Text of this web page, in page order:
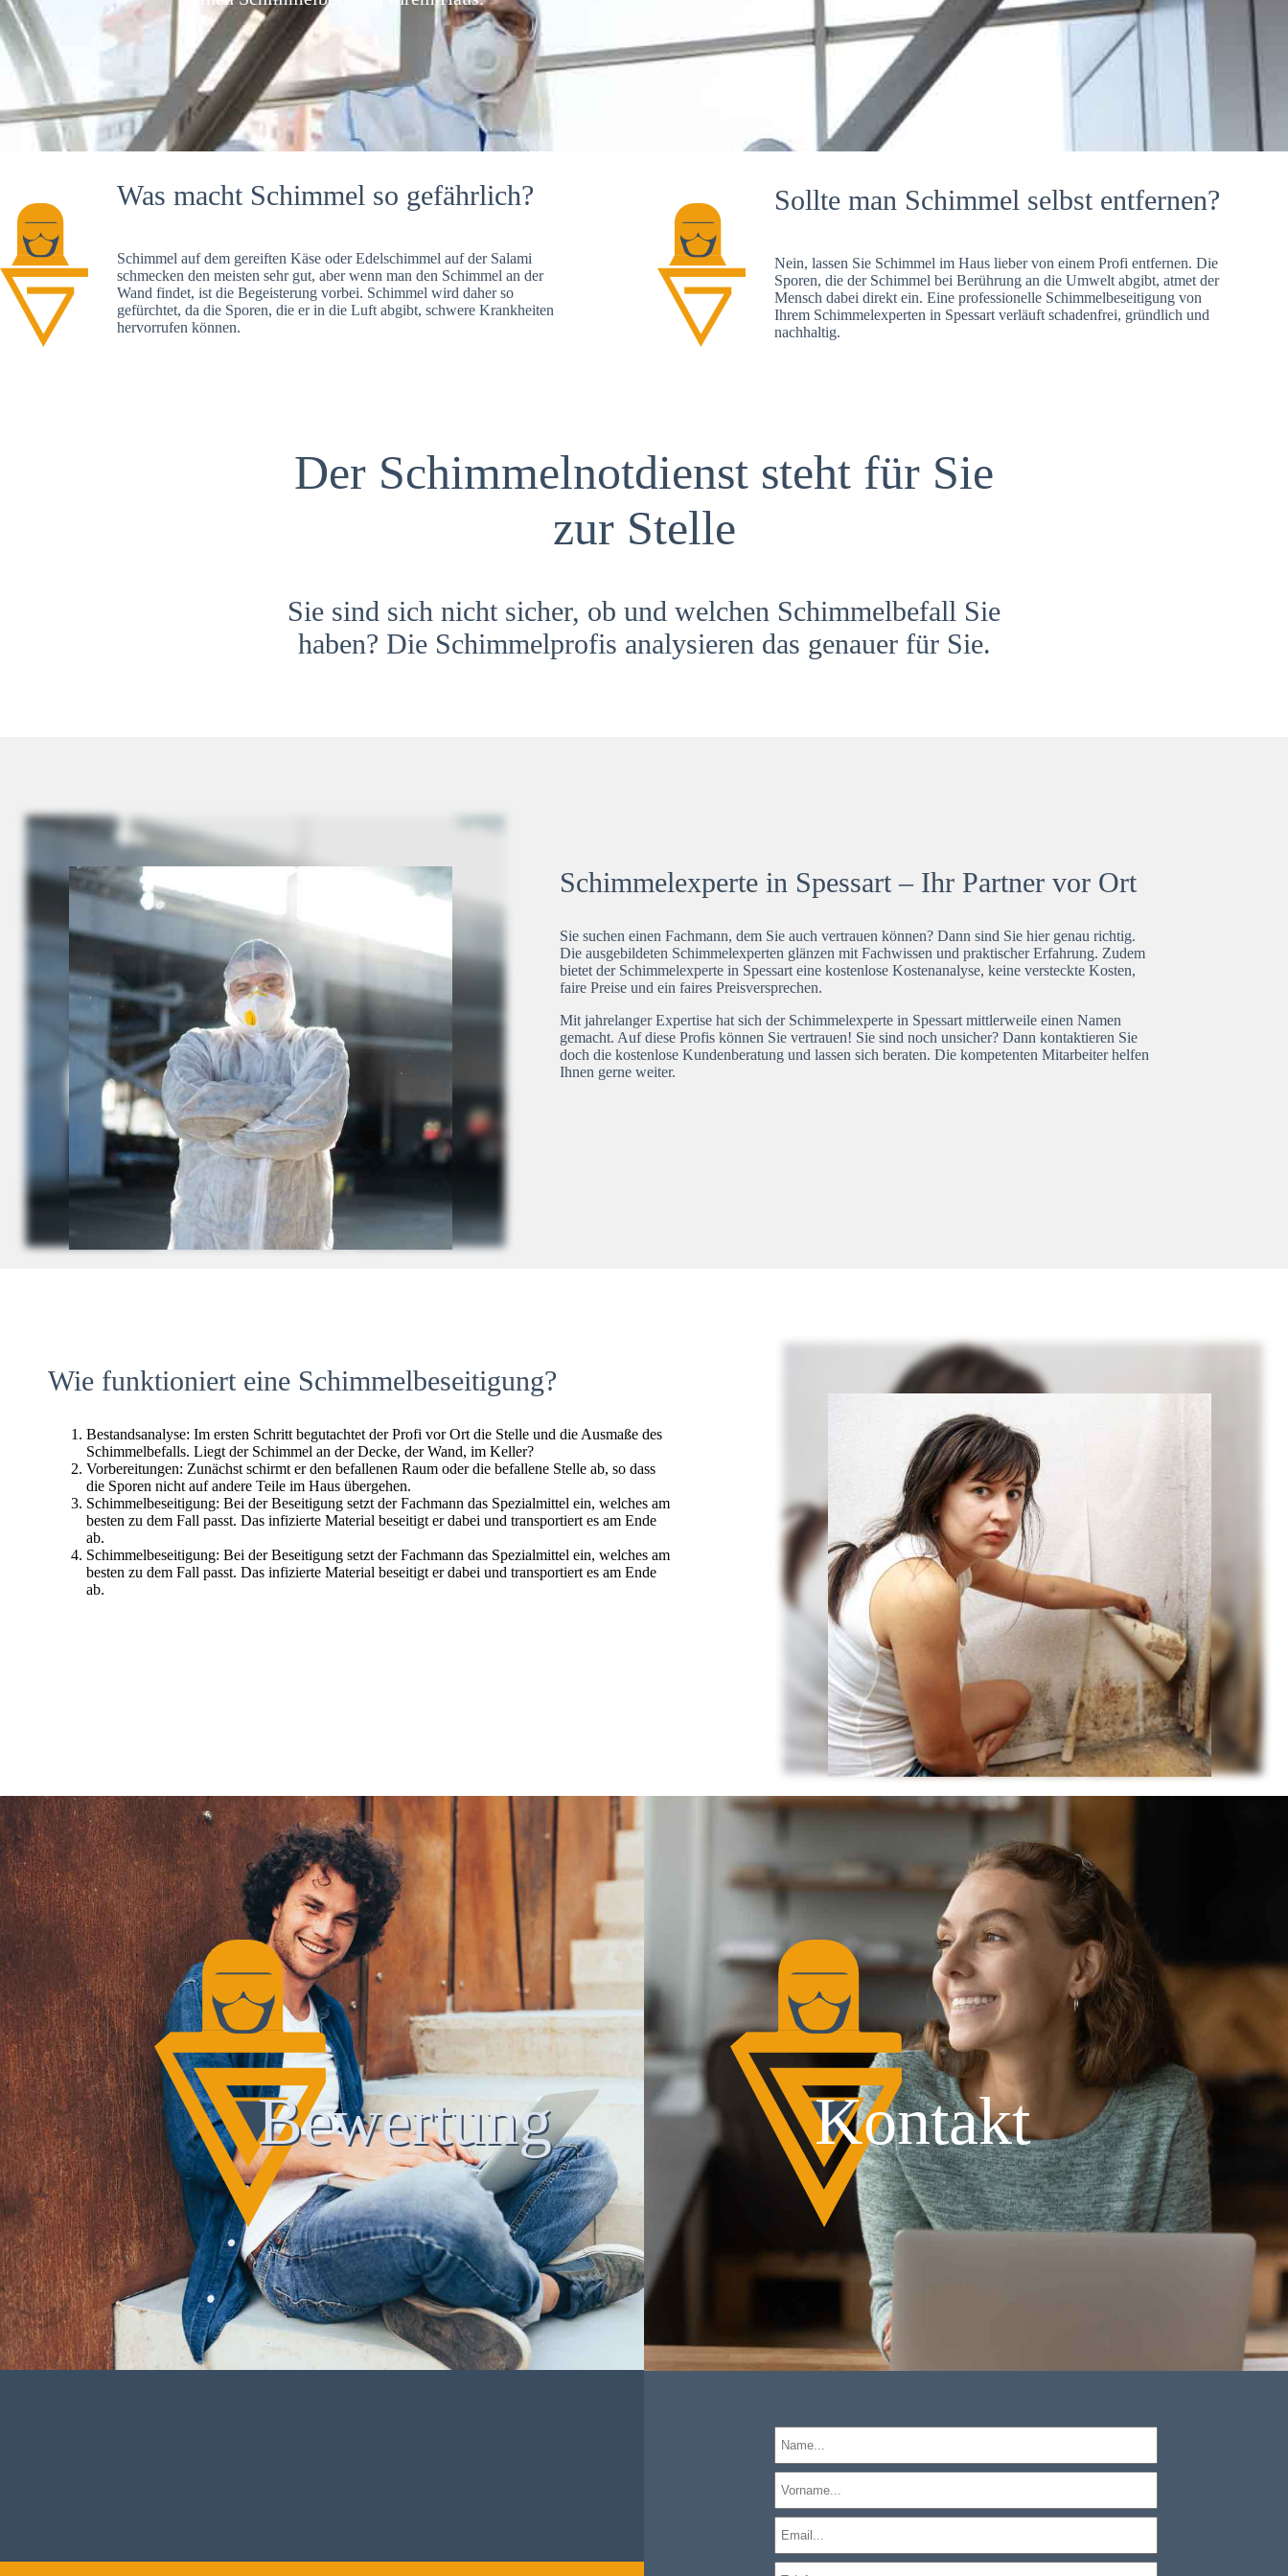
Was macht Schimmel so gefährlich?
Schimmel auf dem gereiften Käse oder Edelschimmel auf der Salami
schmecken den meisten sehr gut, aber wenn man den Schimmel an der
Wand findet, ist die Begeisterung vorbei. Schimmel wird daher so
gefürchtet, da die Sporen, die er in die Luft abgibt, schwere Krankheiten
hervorrufen können.
Sollte man Schimmel selbst entfernen?
Nein, lassen Sie Schimmel im Haus lieber von einem Profi entfernen. Die
Sporen, die der Schimmel bei Berührung an die Umwelt abgibt, atmet der
Mensch dabei direkt ein. Eine professionelle Schimmelbeseitigung von
Ihrem Schimmelexperten in Spessart verläuft schadenfrei, gründlich und
nachhaltig.
Der Schimmelnotdienst steht für Sie
zur Stelle
Sie sind sich nicht sicher, ob und welchen Schimmelbefall Sie
haben? Die Schimmelprofis analysieren das genauer für Sie.
Schimmelexperte in Spessart – Ihr Partner vor Ort
Sie suchen einen Fachmann, dem Sie auch vertrauen können? Dann sind Sie hier genau richtig.
Die ausgebildeten Schimmelexperten glänzen mit Fachwissen und praktischer Erfahrung. Zudem
bietet der Schimmelexperte in Spessart eine kostenlose Kostenanalyse, keine versteckte Kosten,
faire Preise und ein faires Preisversprechen.
Mit jahrelanger Expertise hat sich der Schimmelexperte in Spessart mittlerweile einen Namen
gemacht. Auf diese Profis können Sie vertrauen! Sie sind noch unsicher? Dann kontaktieren Sie
doch die kostenlose Kundenberatung und lassen sich beraten. Die kompetenten Mitarbeiter helfen
Ihnen gerne weiter.
Wie funktioniert eine Schimmelbeseitigung?
Bestandsanalyse: Im ersten Schritt begutachtet der Profi vor Ort die Stelle und die Ausmaße des
Schimmelbefalls. Liegt der Schimmel an der Decke, der Wand, im Keller?
Vorbereitungen: Zunächst schirmt er den befallenen Raum oder die befallene Stelle ab, so dass
die Sporen nicht auf andere Teile im Haus übergehen.
Schimmelbeseitigung: Bei der Beseitigung setzt der Fachmann das Spezialmittel ein, welches am
besten zu dem Fall passt. Das infizierte Material beseitigt er dabei und transportiert es am Ende
ab.
Schimmelbeseitigung: Bei der Beseitigung setzt der Fachmann das Spezialmittel ein, welches am
besten zu dem Fall passt. Das infizierte Material beseitigt er dabei und transportiert es am Ende
ab.
Bewertung Kontakt